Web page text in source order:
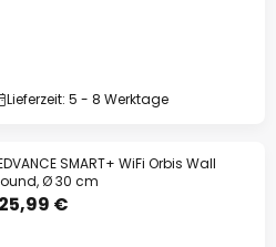
Lieferzeit: 5 - 8 Werktage
SMART+ WiFi Orbis Wall
Ø 30 cm
€